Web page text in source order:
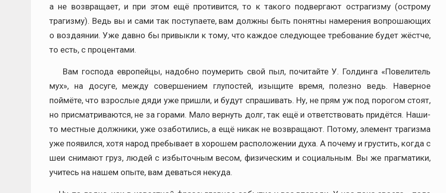
а не возвращает, и при этом ещё противится, то к такого подвергают острагизму (острому
трагизму). Ведь вы и сами так поступаете, вам должны быть понятны намерения вопрошающих
о воздаянии. Уже давно бы привыкли к тому, что каждое следующее требование будет жёстче,
то есть, с процентами.
Вам господа европейцы, надобно поумерить свой пыл, почитайте У. Голдинга «Повелитель
мух», на досуге, между совершением глупостей, изыщите время, полезно ведь. Наверное
поймёте, что взрослые дяди уже пришли, и будут спрашивать. Ну, не прям уж под порогом стоят,
но присматриваются, не за горами. Мало вернуть долг, так ещё и ответствовать придётся. Наши-
то местные должники, уже озаботились, а ещё никак не возвращают. Потому, элемент трагизма
уже появился, хотя народ пребывает в хорошем расположении духа. А почему и грустить, когда с
шеи снимают груз, людей с избыточным весом, физическим и социальным. Вы же прагматики,
учитесь на нашем опыте, вам деваться некуда.